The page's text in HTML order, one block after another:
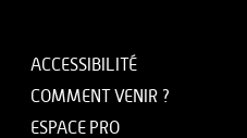
ACCESSIBILITÉ
COMMENT VENIR ?
ESPACE PRO